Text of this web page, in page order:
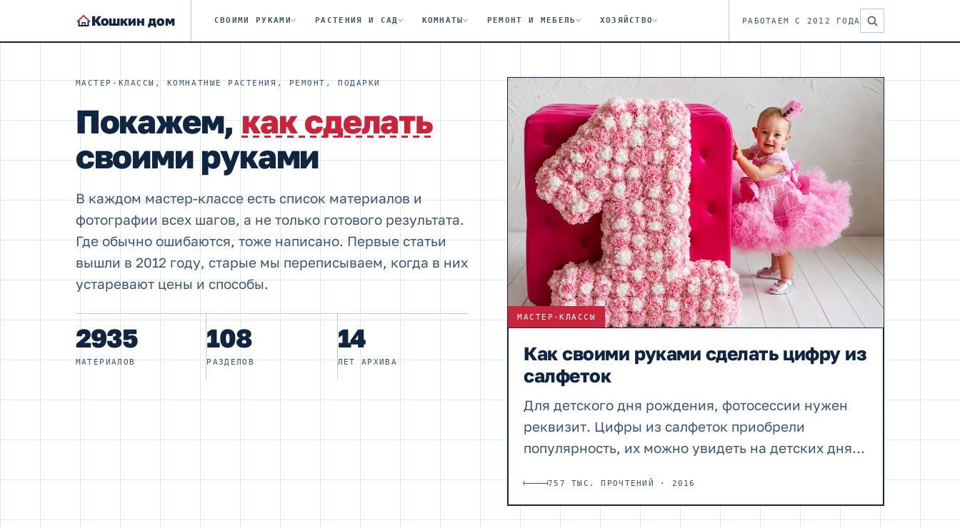
Кошкин дом СВОИМИ РУКАМИ РАСТЕНИЯ И САД КОМНАТЫ РЕМОНТ И МЕБЕЛЬ ХОЗЯЙСТВО РАБОТАЕМ С 2012 ГОДА
МАСТЕР-КЛАССЫ, КОМНАТНЫЕ РАСТЕНИЯ, РЕМОНТ, ПОДАРКИ
Покажем,как сделать
своими руками
В каждом мастер-классе есть список материалов и
фотографии всех шагов, а не только готового результата.
Где обычно ошибаются, тоже написано. Первые статьи
вышли в 2012 году, старые мы переписываем, когда в них
устаревают цены и способы.
2935
МАТЕРИАЛОВ
108
РАЗДЕЛОВ
14
ЛЕТ АРХИВА
МАСТЕР-КЛАССЫ
Как своими руками сделать цифру из
салфеток
Для детского дня рождения, фотосессии нужен
реквизит. Цифры из салфеток приобрели
популярность, их можно увидеть на детских днях
украшения на празднике…
757 ТЫС. ПРОЧТЕНИЙ · 2016